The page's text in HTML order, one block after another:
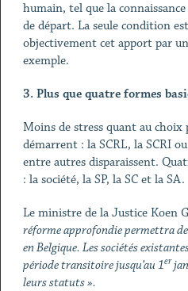
humain, tel que la
de départ. La seule condition
objectivement cet apport par
exemple.
3. Plus que quatre formes
Moins de stress quant au choix
démarrent : la SCRL, la SCRI
entre autres disparaissent.
: la société, la SP, la SC et la SA.
Le ministre de la Justice Koen
réforme approfondie permettra
en Belgique. Les sociétés
période transitoire jusqu’au 1er
leurs statuts ».